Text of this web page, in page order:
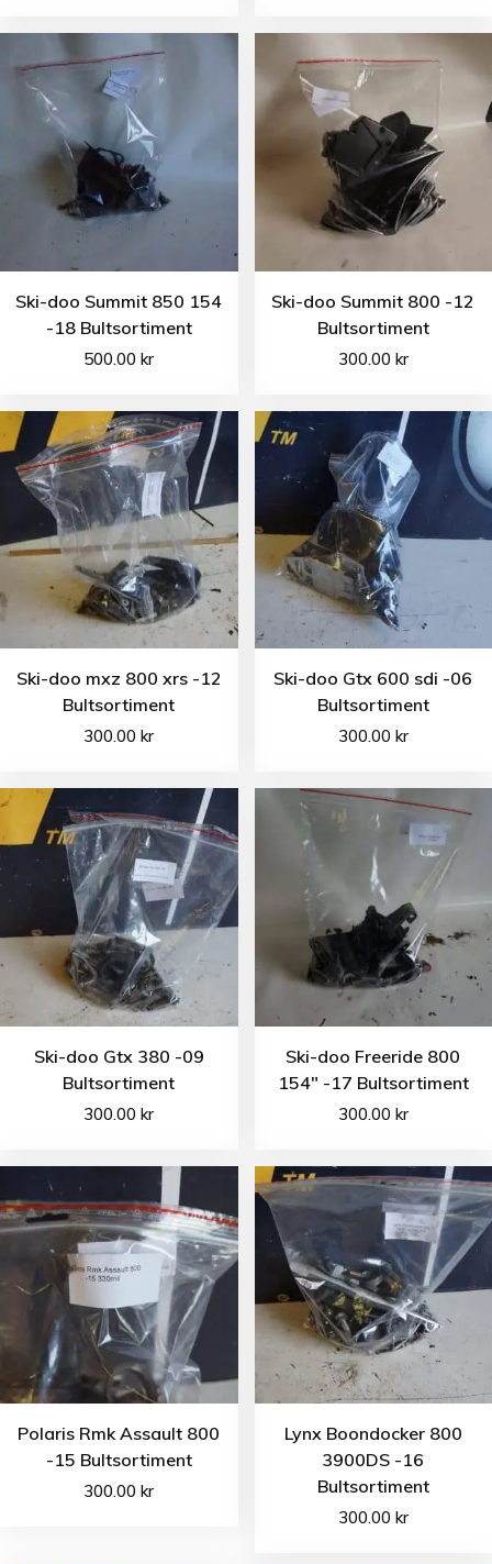
Ski-doo Summit 850 154
-18 Bultsortiment
500.00kr
Ski-doo Summit 800 -12
Bultsortiment
300.00 kr
Ski-doo mxz 800 xrs -12
Bultsortiment
300.00kr
Ski-doo Gtx 600 sdi -06
Bultsortiment
300.00 kr
Ski-doo Gtx 380 -09
Bultsortiment
300.00kr
Ski-doo Freeride 800
154″ -17 Bultsortiment
300.00 kr
Polaris Rmk Assault 800
-15 Bultsortiment
300.00kr
Lynx Boondocker 800
3900DS -16
Bultsortiment
300.00 kr